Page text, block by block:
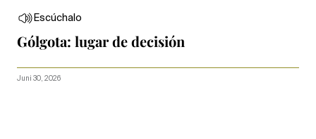
Escúchalo
Gólgota: lugar de decisión
Juni 30, 2026